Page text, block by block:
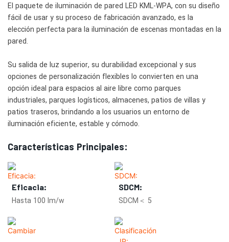
El paquete de iluminación de pared LED KML-WPA, con su diseño
fácil de usar y su proceso de fabricación avanzado, es la
elección perfecta para la iluminación de escenas montadas en la
pared.
Su salida de luz superior, su durabilidad excepcional y sus
opciones de personalización flexibles lo convierten en una
opción ideal para espacios al aire libre como parques
industriales, parques logísticos, almacenes, patios de villas y
patios traseros, brindando a los usuarios un entorno de
iluminación eficiente, estable y cómodo.
Características Principales:
Eficacia:
Hasta 100 lm/w
SDCM:
SDCM＜ 5